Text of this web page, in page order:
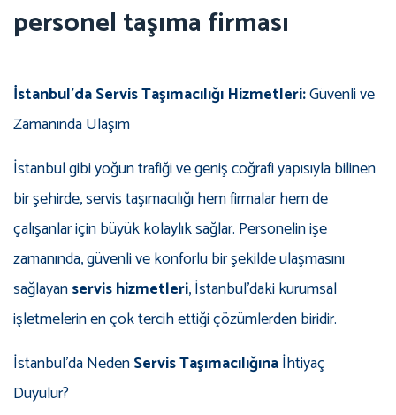
personel taşıma firması
İstanbul’da Servis Taşımacılığı Hizmetleri:Güvenli ve
Zamanında Ulaşım
İstanbul gibi yoğun trafiği ve geniş coğrafi yapısıyla bilinen
bir şehirde, servis taşımacılığı hem firmalar hem de
çalışanlar için büyük kolaylık sağlar. Personelin işe
zamanında, güvenli ve konforlu bir şekilde ulaşmasını
sağlayanservis hizmetleri, İstanbul’daki kurumsal
işletmelerin en çok tercih ettiği çözümlerden biridir.
İstanbul’da NedenServis Taşımacılığınaİhtiyaç
Duyulur?